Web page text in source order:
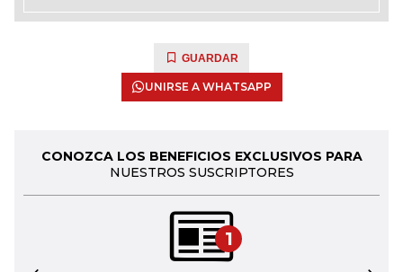
GUARDAR
UNIRSE A WHATSAPP
CONOZCA LOS BENEFICIOS EXCLUSIVOS PARA
NUESTROS SUSCRIPTORES
1